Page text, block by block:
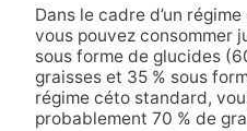
Dans le cadre d’un
vous pouvez consommer
sous forme de glucides
graisses et 35 % sous
régime céto standard,
probablement 70 % de